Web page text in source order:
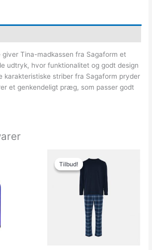
giver Tina-madkassen fra Sagaform et
udtryk, hvor funktionalitet og godt design
karakteristiske striber fra Sagaform pryder
et genkendeligt præg, som passer godt
Tilbud!
Tilbud!
oprindelige
pris
var:
599.00kr..
aktuelle
pris
er:
569.00kr..